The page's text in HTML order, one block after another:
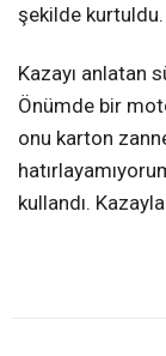
şekilde kurtuldu.
Kazayı anlatan
Önümde bir
onu karton
kullandı.